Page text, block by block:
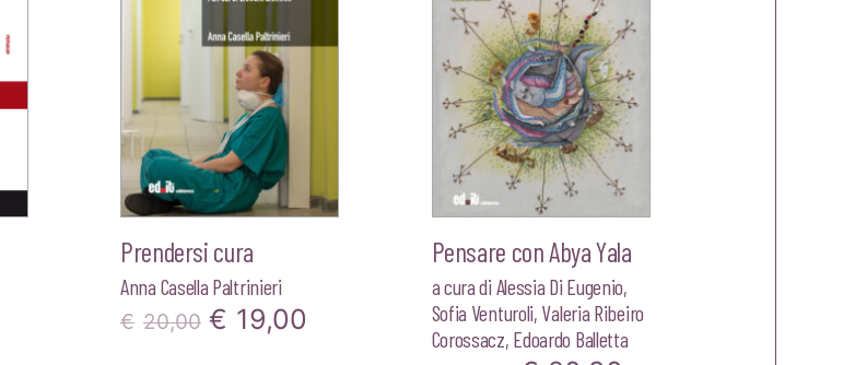
Prendersi cura
Anna Casella Paltrinieri
€ 20,00 Il
€ 19,00
Pensare con Abya Yala
a cura di Alessia Di Eugenio,
Sofia Venturoli, Valeria Ribeiro
Corossacz, Edoardo Balletta